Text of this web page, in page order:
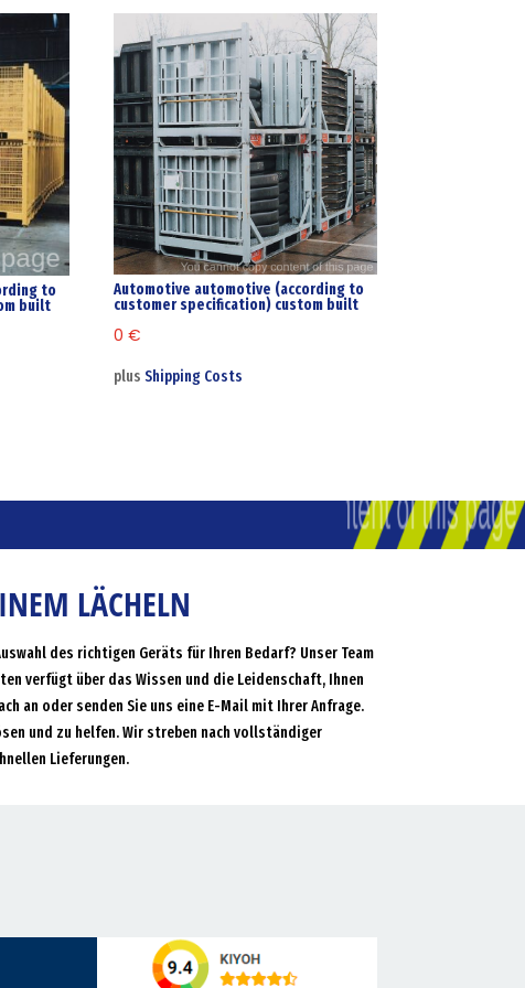
to
built
Automotive automotive (according to
customer specification) custom built
0€
plusShipping Costs
LÄCHELN
des richtigen Geräts für Ihren Bedarf? Unser Team
verfügt über das Wissen und die Leidenschaft, Ihnen
an oder senden Sie uns eine E-Mail mit Ihrer Anfrage.
und zu helfen. Wir streben nach vollständiger
Lieferungen.